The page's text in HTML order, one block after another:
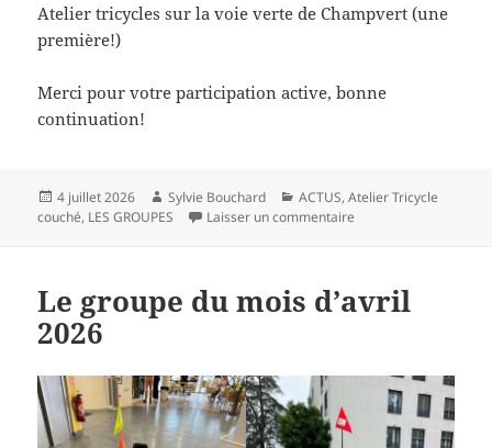
Atelier tricycles sur la voie verte de Champvert (une
première!)
Merci pour votre participation active, bonne
continuation!
Publié
le
4 juillet 2026 Auteur
Sylvie Bouchard Catégories
ACTUS,Atelier Tricycle
couché, LES GROUPES Laisser un commentaire
Le groupe du mois d’avril
2026